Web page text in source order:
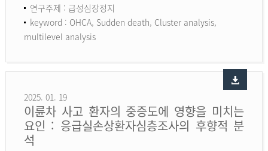
연구주제 : 급성심장정지
keyword : OHCA, Sudden death, Cluster analysis,
multilevel analysis
2025. 01. 19
이륜차 사고 환자의 중증도에 영향을 미치는
요인 : 응급실손상환자심층조사의 후향적 분
석